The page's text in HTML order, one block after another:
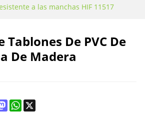
a las manchas HIF 11517
De PVC De
De Madera
MastodonWhatsApp